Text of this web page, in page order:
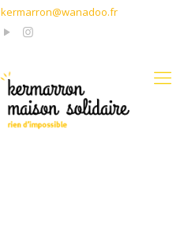
kermarron@wanadoo.fr